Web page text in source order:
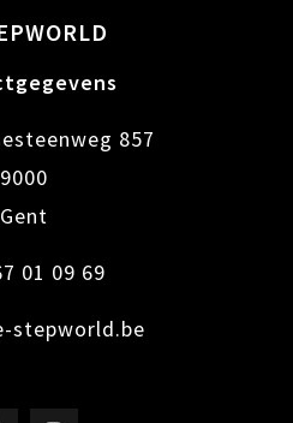
857
9000
Gent
01 09 69
stepworld.be